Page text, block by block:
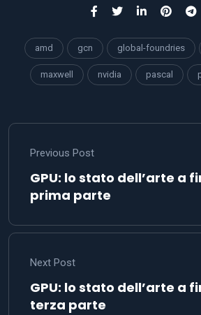
amd gcn global-foundries
maxwell nvidia pascal
Previous Post
GPU: lo stato dell’arte a
prima parte
Next Post
GPU: lo stato dell’arte a
terza parte